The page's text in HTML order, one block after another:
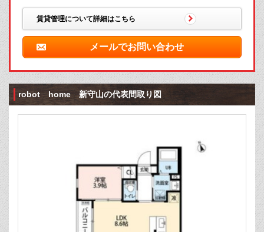
賃貸管理について詳細はこちら
メールでお問い合わせ
robot home 新守山の代表間取り図